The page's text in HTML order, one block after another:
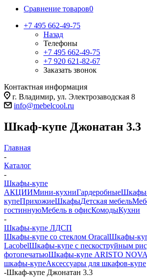
Сравнение товаров0
+7 495 662-49-75
Назад
Телефоны
+7 495 662-49-75
+7 920 621-82-67
Заказать звонок
Контактная информация
г. Владимир, ул. Электрозаводская 8
info@mebelcool.ru
Шкаф-купе Джонатан 3.3
Главная
-
Каталог
-
Шкафы-купе
АКЦИИМини-кухниГардеробные
купеПрихожиеШкафыДетская мебель
гостиннуюМебель в офисКомодыКухни
-
Шкафы-купе ЛДСП
Шкафы-купе со стеклом OracalШкафы-
LacobelШкафы-купе с пескоструйным
фотопечатьюШкафы-купе ARISTO NOVA
шкафы-купеАксессуары для шкафов-купе
-Шкаф-купе Джонатан 3.3